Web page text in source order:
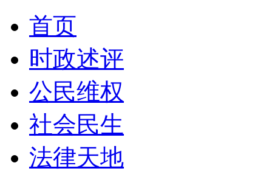
首页
时政述评
公民维权
社会民生
法律天地